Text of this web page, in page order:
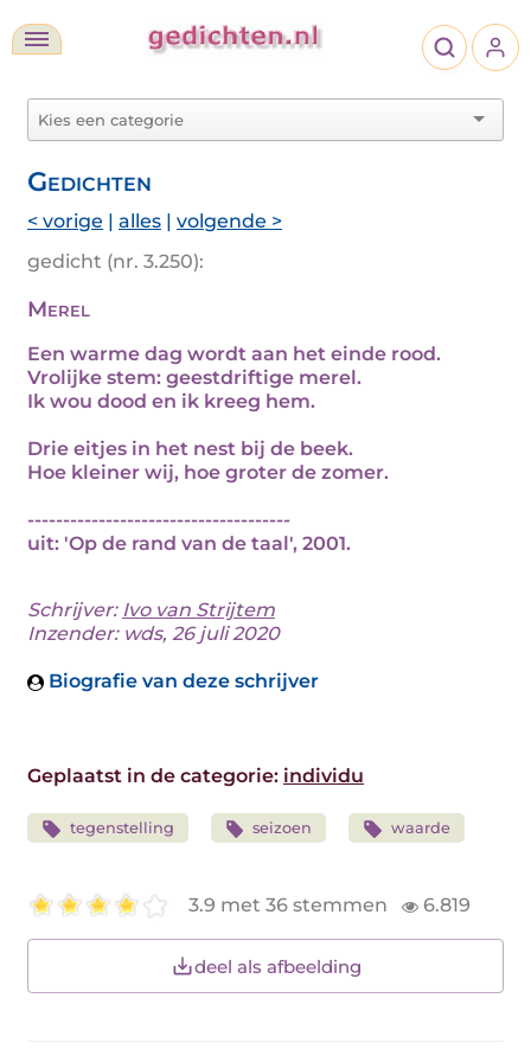
Gedichten
< vorige | alles | volgende >
gedicht (nr. 3.250):
Merel
Een warme dag wordt aan het einde rood.
Vrolijke stem: geestdriftige merel.
Ik wou dood en ik kreeg hem.
Drie eitjes in het nest bij de beek.
Hoe kleiner wij, hoe groter de zomer.
-------------------------------------
uit: 'Op de rand van de taal', 2001.
Schrijver: Ivo van Strijtem
Inzender: wds, 26 juli 2020
Biografie van deze schrijver
Geplaatst in de categorie: individu
tegenstelling seizoen waarde
3.9 met 36 stemmen 6.819
deel als afbeelding